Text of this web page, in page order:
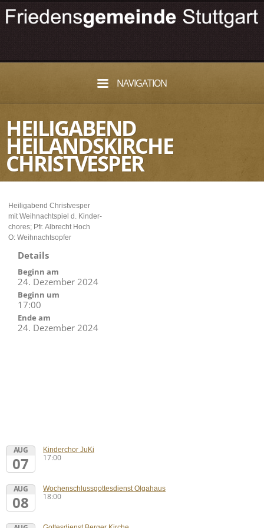
NAVIGATION
HEILIGABEND
HEILANDSKIRCHE
CHRISTVESPER
Heiligabend Christvesper
mit Weihnachtspiel d. Kinder-
chores; Pfr. Albrecht Hoch
O: Weihnachtsopfer
Details
Beginn am
24. Dezember 2024
Beginn um
17:00
Ende am
24. Dezember 2024
AUG
07
Kinderchor JuKi
17:00
AUG
08
Wochenschlussgottesdienst Olgahaus
18:00